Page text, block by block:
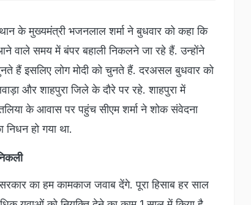
के मुख्यमंत्री भजनलाल शर्मा ने बुधवार को कहा कि
वाले समय में बंपर बहाली निकलने जा रहे हैं. उन्होंने
हैं इसलिए लोग मोदी को चुनते हैं. दरअसल बुधवार को
और शाहपुरा जिले के दौरे पर रहे. शाहपुरा में
के आवास पर पहुंच सीएम शर्मा ने शोक संवेदना
निधन हो गया था.
का हम कामकाज जवाब देंगे. पूरा हिसाब हर साल